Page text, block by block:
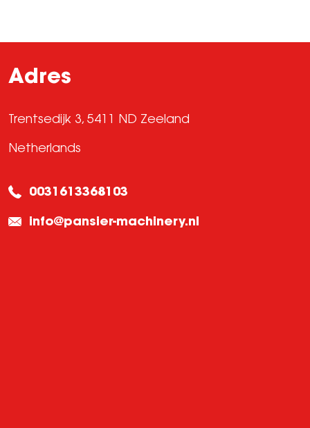
Adres
Trentsedijk 3, 5411 ND Zeeland
Netherlands
0031613368103
info@pansier-machinery.nl